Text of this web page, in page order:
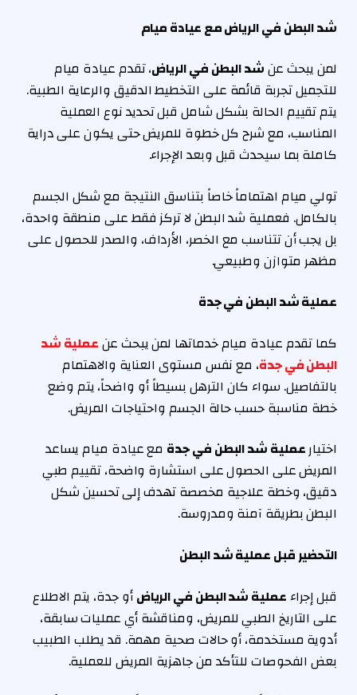
شد البطن في الرياض مع عيادة ميام
لمن يبحث عنشد البطن في الرياض، تقدم عيادة ميام
للتجميل تجربة قائمة على التخطيط الدقيق والرعاية الطبية.
يتم تقييم الحالة بشكل شامل قبل تحديد نوع العملية
المناسب، مع شرح كل خطوة للمريض حتى يكون على دراية
كاملة بما سيحدث قبل وبعد الإجراء.
تولي ميام اهتماماً خاصاً بتناسق النتيجة مع شكل الجسم
بالكامل. فعملية شد البطن لا تركز فقط على منطقة واحدة،
بل يجب أن تتناسب مع الخصر، الأرداف، والصدر للحصول على
مظهر متوازن وطبيعي.
عملية شد البطن في جدة
كما تقدم عيادة ميام خدماتها لمن يبحث عنعملية شد
البطن في جدة، مع نفس مستوى العناية والاهتمام
بالتفاصيل. سواء كان الترهل بسيطاً أو واضحاً، يتم وضع
خطة مناسبة حسب حالة الجسم واحتياجات المريض.
اختيارعملية شد البطن في جدة مع عيادة ميام يساعد
المريض على الحصول على استشارة واضحة، تقييم طبي
دقيق، وخطة علاجية مخصصة تهدف إلى تحسين شكل
البطن بطريقة آمنة ومدروسة.
التحضير قبل عملية شد البطن
قبل إجراءعملية شد البطن في الرياضأو جدة، يتم الاطلاع
على التاريخ الطبي للمريض، ومناقشة أي عمليات سابقة،
أدوية مستخدمة، أو حالات صحية مهمة. قد يطلب الطبيب
بعض الفحوصات للتأكد من جاهزية المريض للعملية.